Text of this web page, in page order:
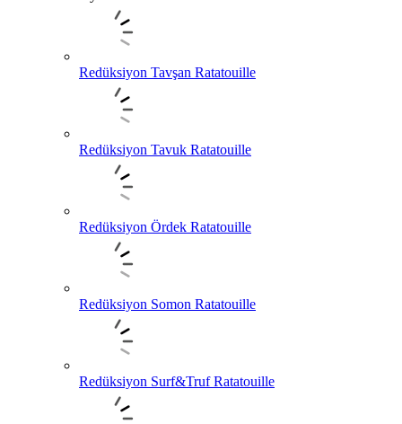
Redüksiyon Tavşan Ratatouille
Redüksiyon Tavuk Ratatouille
Redüksiyon Ördek Ratatouille
Redüksiyon Somon Ratatouille
Redüksiyon Surf&Truf Ratatouille